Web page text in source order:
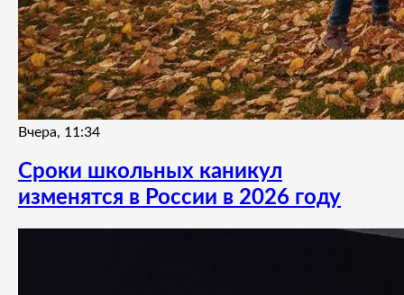
Вчера, 11:34
Сроки школьных каникул
изменятся в России в 2026 году